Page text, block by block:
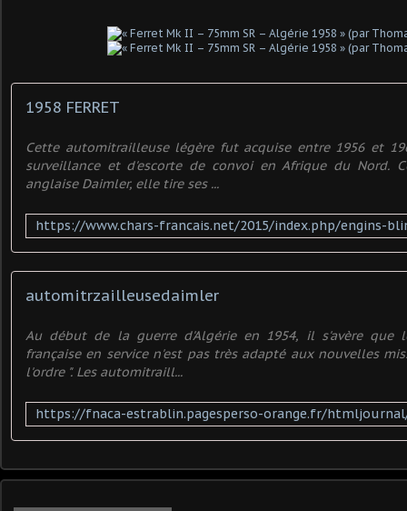
1958 FERRET
Cette automitrailleuse légère fut acquise entre 1956 et
surveillance et d'escorte de convoi en Afrique du Nord.
anglaise Daimler, elle tire ses ...
automitrzailleusedaimler
Au début de la guerre d'Algérie en 1954, il s'avère que
française en service n'est pas très adapté aux nouvelles
l'ordre ". Les automitraill...